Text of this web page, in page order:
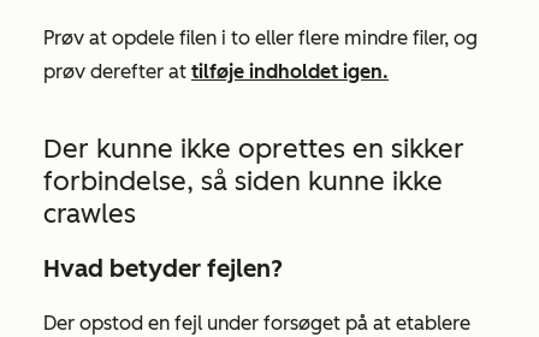
Prøv at opdele filen i to eller flere mindre filer, og
prøv derefter at tilføje indholdet igen.
Der kunne ikke oprettes en sikker
forbindelse, så siden kunne ikke
crawles
Hvad betyder fejlen?
Der opstod en fejl under forsøget på at etablere